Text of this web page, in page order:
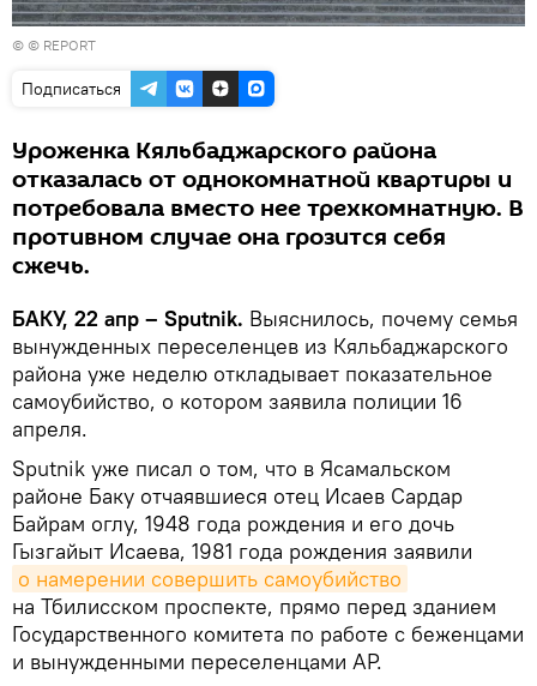
© © REPORT
Подписаться
Уроженка Кяльбаджарского района
отказалась от однокомнатной квартиры и
потребовала вместо нее трехкомнатную. В
противном случае она грозится себя
сжечь.
БАКУ, 22 апр – Sputnik. Выяснилось, почему семья
вынужденных переселенцев из Кяльбаджарского
района уже неделю откладывает показательное
самоубийство, о котором заявила полиции 16
апреля.
Sputnik уже писал о том, что в Ясамальском
районе Баку отчаявшиеся отец Исаев Сардар
Байрам оглу, 1948 года рождения и его дочь
Гызгайыт Исаева, 1981 года рождения заявили
о намерении совершить самоубийство
на Тбилисском проспекте, прямо перед зданием
Государственного комитета по работе с беженцами
и вынужденными переселенцами АР.